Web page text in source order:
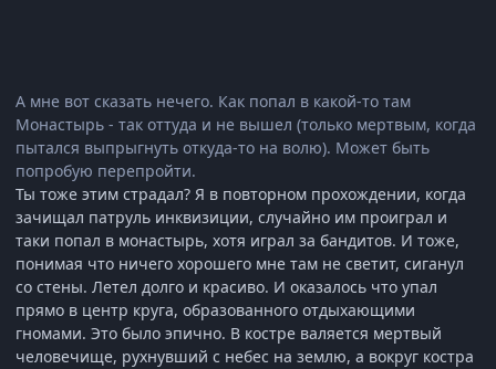
А мне вот сказать нечего. Как попал в какой-то там
Монастырь - так оттуда и не вышел (только мертвым, когда
пытался выпрыгнуть откуда-то на волю). Может быть
попробую перепройти.
Ты тоже этим страдал? Я в повторном прохождении, когда
зачищал патруль инквизиции, случайно им проиграл и
таки попал в монастырь, хотя играл за бандитов. И тоже,
понимая что ничего хорошего мне там не светит, сиганул
со стены. Летел долго и красиво. И оказалось что упал
прямо в центр круга, образованного отдыхающими
гномами. Это было эпично. В костре валяется мертвый
человечище, рухнувший с небес на землю, а вокруг костра